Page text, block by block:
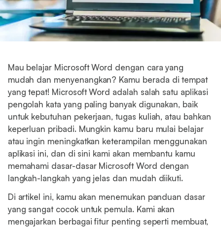
Mau belajar Microsoft Word dengan cara yang
mudah dan menyenangkan? Kamu berada di tempat
yang tepat! Microsoft Word adalah salah satu aplikasi
pengolah kata yang paling banyak digunakan, baik
untuk kebutuhan pekerjaan, tugas kuliah, atau bahkan
keperluan pribadi. Mungkin kamu baru mulai belajar
atau ingin meningkatkan keterampilan menggunakan
aplikasi ini, dan di sini kami akan membantu kamu
memahami dasar-dasar Microsoft Word dengan
langkah-langkah yang jelas dan mudah diikuti.
Di artikel ini, kamu akan menemukan panduan dasar
yang sangat cocok untuk pemula. Kami akan
mengajarkan berbagai fitur penting seperti membuat,